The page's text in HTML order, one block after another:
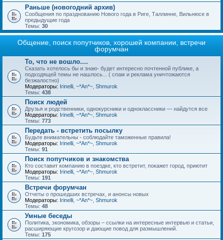
Раньше (новогодний архив)
Сообщения по празднованию Нового года в Риге, Таллинне, Вильнюсе в
предыдущие года
Темы: 30
Общение, поиск попутчиков, хорошей компании, встречи
форумчан
То, что не вошло....
Сказать хотелось бы и знаю- будет интересно почтенной публике, а
подходящей темы не нашлось... ( спам и реклама уничтожаются
безжалостно)
Модераторы: Irinelli ~*An*~ Shmurok
Темы: 438
Поиск людей
Друзья и родственники, однокурсники и одноклассники — найдутся все
Модераторы: Irinelli ~*An*~ Shmurok
Темы: 773
Передать - встретить посылку
Будьте внимательны - соблюдайте таможенные правила!
Модераторы: Irinelli ~*An*~ Shmurok
Темы: 91
Поиск попутчиков и знакомства
Кто составит компанию в поездке, кто встретит, покажет город, приютит
Модераторы: Irinelli ~*An*~ Shmurok
Темы: 191
Встречи форумчан
Отчеты о прошедших встречах, и анонсы новых
Модераторы: Irinelli ~*An*~ Shmurok
Темы: 48
Умные беседы
Политика, экономика, обзоры – ссылки на интересные интервью и статьи,
расширяющие кругозор и дающие повод для размышлений.
Темы: 175